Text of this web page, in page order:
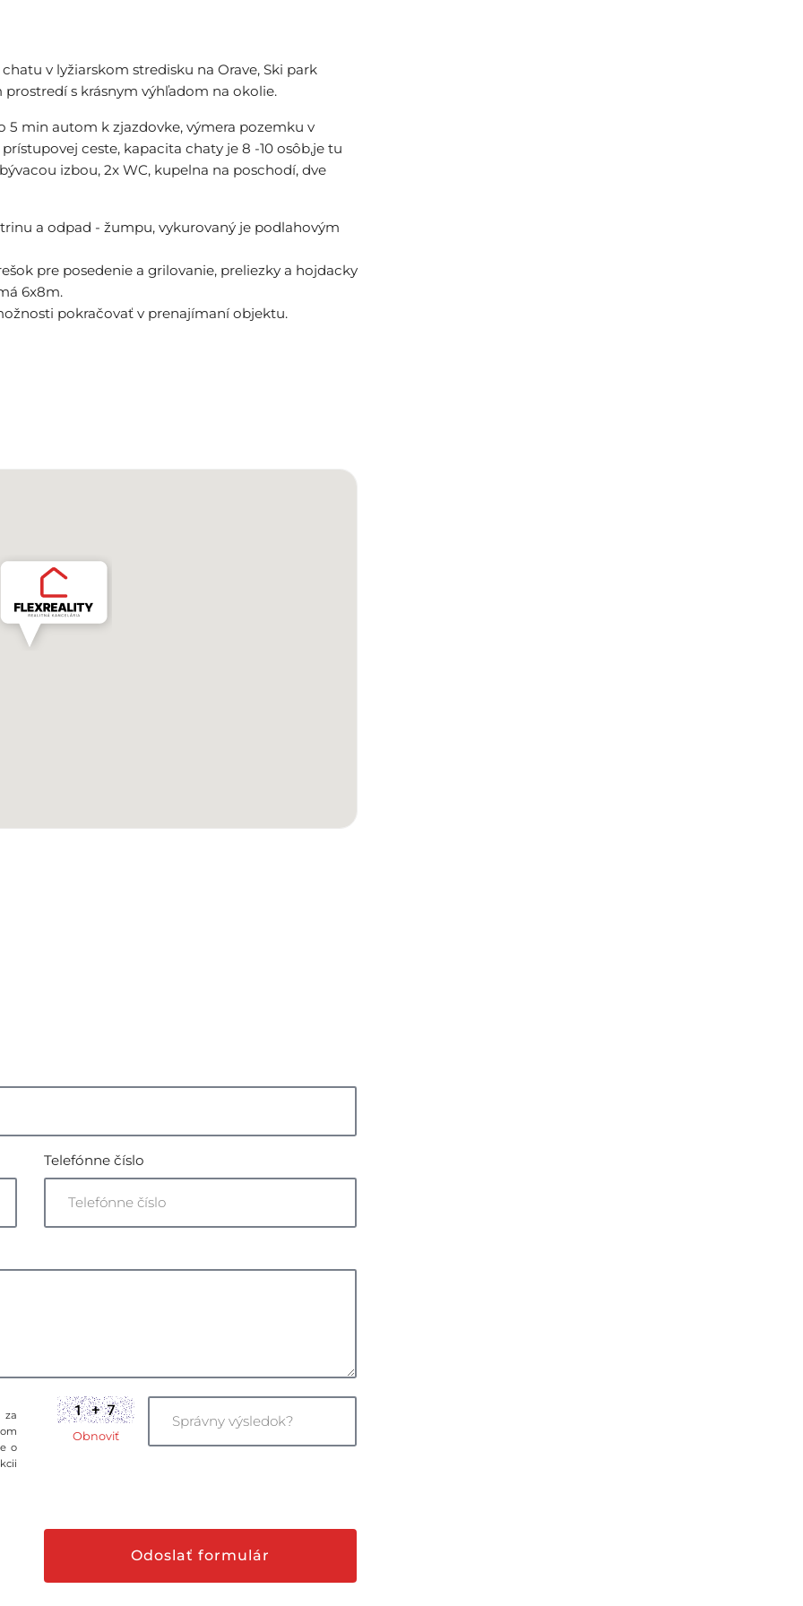
v lyžiarskom stredisku na Orave, Ski park
s krásnym výhľadom na okolie.
5 min autom k zjazdovke, výmera pozemku v
ceste, kapacita chaty je 8 -10 osôb,je tu
izbou, 2x WC, kupelna na poschodí, dve
a odpad - žumpu, vykurovaný je podlahovým
pre posedenie a grilovanie, preliezky a hojdacky
6x8m.
pokračovať v prenajímaní objektu.
Telefónne číslo
za
o
Obnoviť